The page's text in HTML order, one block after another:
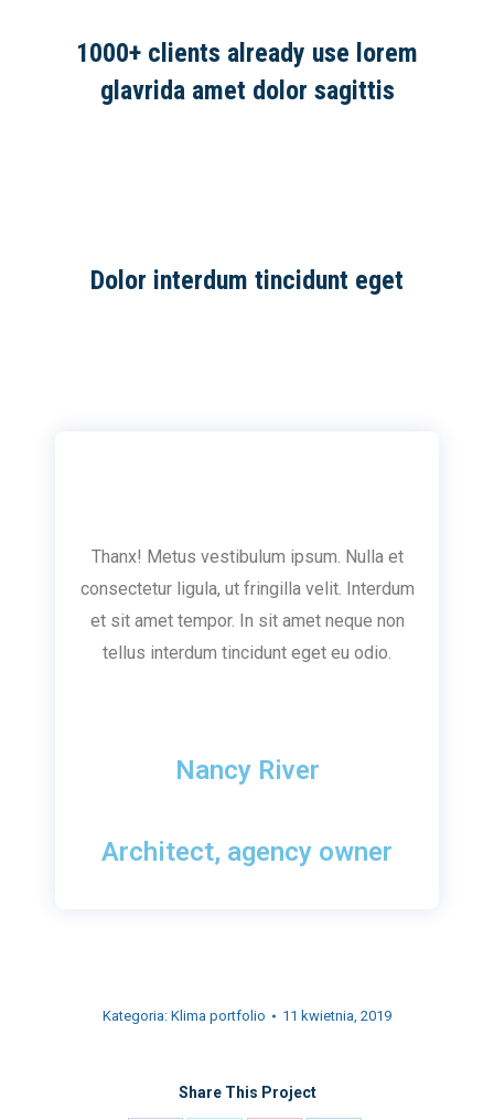
1000+ clients already use lorem
glavrida amet dolor sagittis
Dolor interdum tincidunt eget
Thanx! Metus vestibulum ipsum. Nulla et
consectetur ligula, ut fringilla velit. Interdum
et sit amet tempor. In sit amet neque non
tellus interdum tincidunt eget eu odio.
Nancy River
Architect, agency owner
Kategoria: Klima portfolio 11 kwietnia, 2019
Share This Project